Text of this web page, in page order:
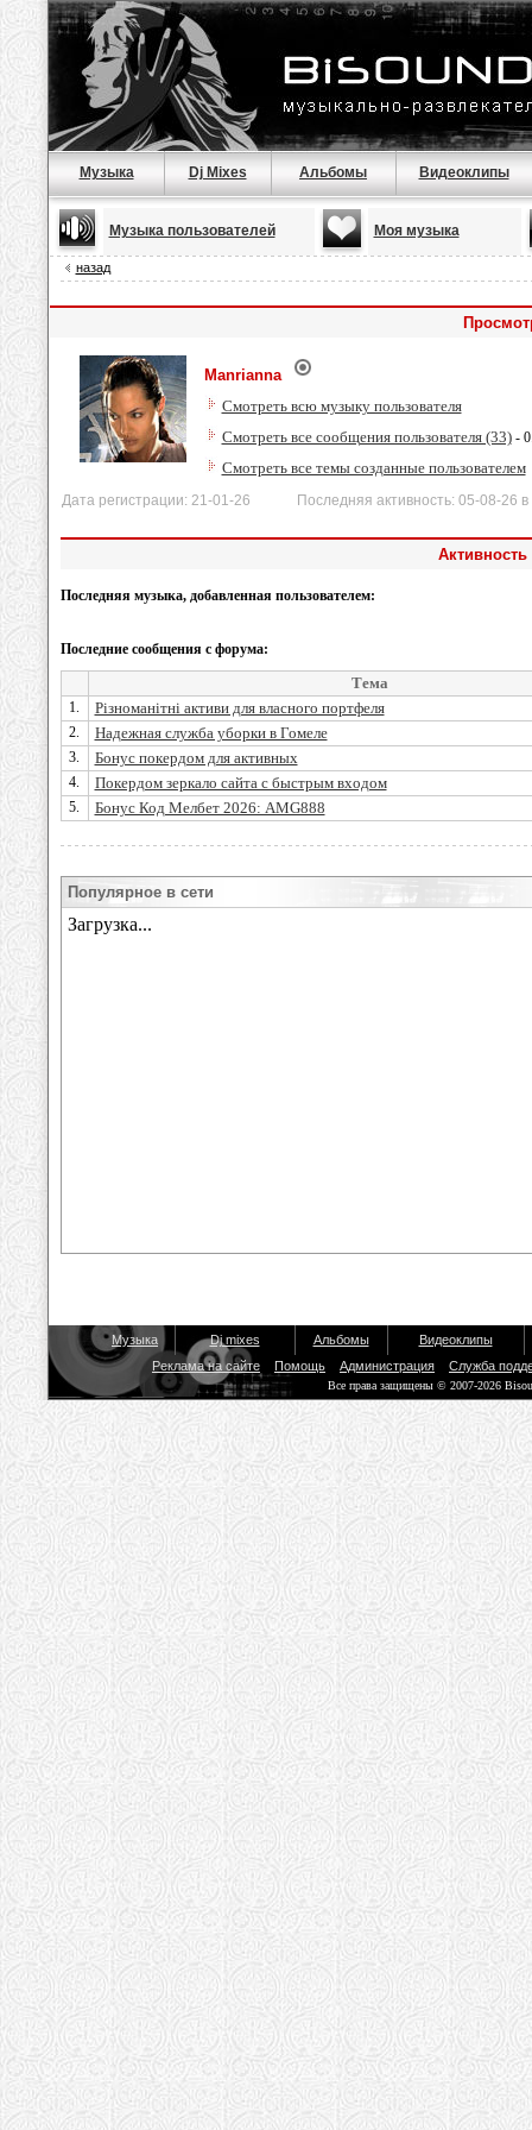
Музыка Dj Mixes Альбомы Видеоклипы
Музыка пользователей Моя музыка
назад
Manrianna
Смотреть всю музыку пользователя
Смотреть все сообщения пользователя (33)-
Смотреть все темы созданные пользователем
Дата регистрации: 21-01-26 Последняя активность: 05-08-26 в
Последняя музыка, добавленная пользователем:
Последние сообщения с форума:
Тема
1. Різноманітні активи для власного портфеля
2. Надежная служба уборки в Гомеле
3. Бонус покердом для активных
4. Покердом зеркало сайта с быстрым входом
5. Бонус Код Мелбет 2026: AMG888
Популярное в сети
Музыка Dj mixes Альбомы
Видеоклипы
Реклама на сайте
Помощь Администрация Служба
Все права защищены © 2007-2026